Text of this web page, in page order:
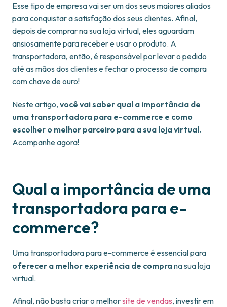
Esse tipo de empresa vai ser um dos seus maiores aliados
para conquistar a satisfação dos seus clientes. Afinal,
depois de comprar na sua loja virtual, eles aguardam
ansiosamente para receber e usar o produto. A
transportadora, então, é responsável por levar o pedido
até as mãos dos clientes e fechar o processo de compra
com chave de ouro!
Neste artigo, você vai saber qual a importância de
uma transportadora para e-commerce e como
escolher o melhor parceiro para a sua loja virtual.
Acompanhe agora!
Qual a importância de uma
transportadora para e-
commerce?
Uma transportadora para e-commerce é essencial para
oferecer a melhor experiência de comprana sua loja
virtual.
Afinal, não basta criar o melhorsite de vendas, investir em